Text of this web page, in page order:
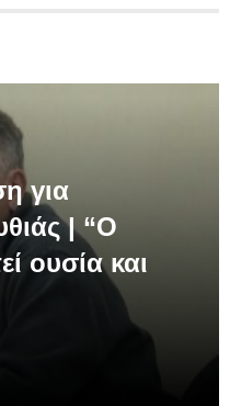
για
| “Ο
ουσία και